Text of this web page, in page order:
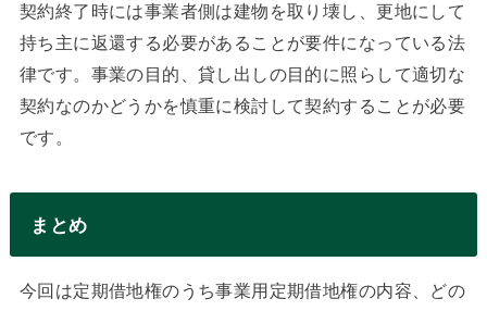
契約終了時には事業者側は建物を取り壊し、更地にして
持ち主に返還する必要があることが要件になっている法
律です。事業の目的、貸し出しの目的に照らして適切な
契約なのかどうかを慎重に検討して契約することが必要
です。
まとめ
今回は定期借地権のうち事業用定期借地権の内容、どの